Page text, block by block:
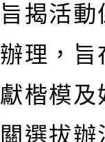
旨揭活
辦理，旨
獻楷模及
關選拔